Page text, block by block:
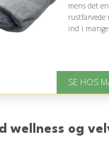
mens det
rustfarvede
ind i
God
SE HOS
wellness og